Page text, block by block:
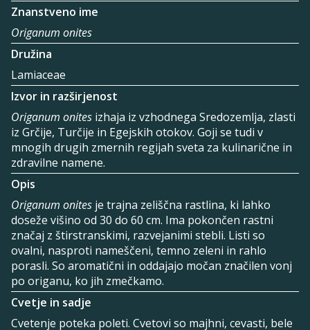
Znanstveno ime
Origanum onites
Družina
Lamiaceae
Izvor in razširjenost
Origanum onites izhaja iz vzhodnega Sredozemlja, zlasti
iz Grčije, Turčije in Egejskih otokov. Goji se tudi v
mnogih drugih zmernih regijah sveta za kulinarične in
zdravilne namene.
Opis
Origanum onites je trajna zeliščna rastlina, ki lahko
doseže višino od 30 do 60 cm. Ima pokončen rastni
značaj z štirstranskimi, razvejanimi stebli. Listi so
ovalni, nasproti nameščeni, temno zeleni in rahlo
porasli. So aromatični in oddajajo močan značilen vonj
po origanu, ko jih zmečkamo.
Cvetje in sadje
Cvetenje poteka poleti. Cvetovi so majhni, cevasti, bele